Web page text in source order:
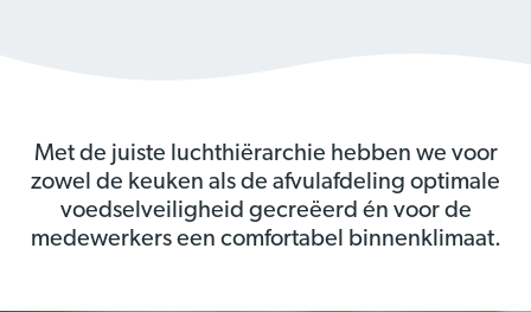
Met de juiste luchthiërarchie hebben we voor
zowel de keuken als de afvulafdeling optimale
voedselveiligheid gecreëerd én voor de
medewerkers een comfortabel binnenklimaat.